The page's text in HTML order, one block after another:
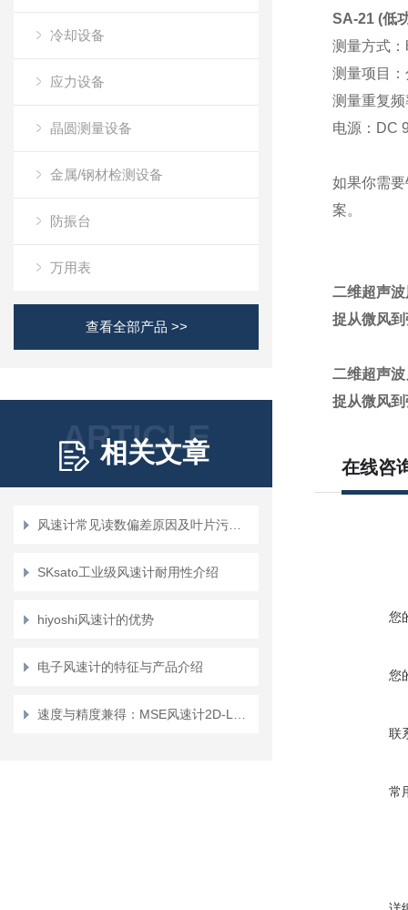
冷却设备
应力设备
晶圆测量设备
金属/钢材检测设备
防振台
万用表
查看全部产品 >>
ARTICLE
相关文章
SKsato工业级风速计耐用性介绍
hiyoshi风速计的优势
电子风速计的特征与产品介绍
SA-21 (低
测量方式：
测量项目
测量重复频
电源：DC
如果你需
案。
二维超声
捉从微风
二维超声
捉从微风
在线咨
您
您
联
常